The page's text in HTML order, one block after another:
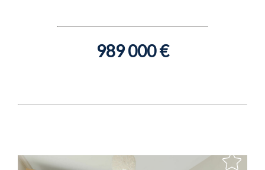
989 000 €